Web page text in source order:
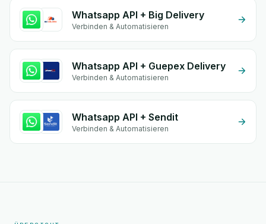
Whatsapp API + Big Delivery
Verbinden & Automatisieren
Whatsapp API + Guepex Delivery
Verbinden & Automatisieren
Whatsapp API + Sendit
Verbinden & Automatisieren